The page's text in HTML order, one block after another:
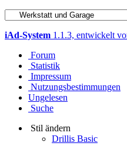
iAd-System 1.1.3, entwickelt
Forum
Statistik
Impressum
Nutzungsbestimmungen
Ungelesen
Suche
Stil ändern
Drillis Basic